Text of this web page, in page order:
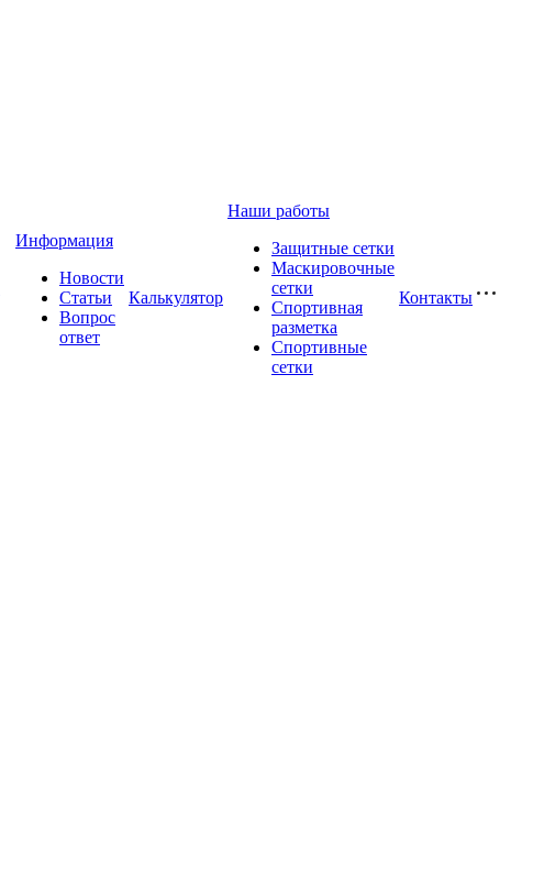
Информация
Новости
Статьи
Вопрос
ответ
Калькулятор
Наши работы
Защитные сетки
Маскировочные
сетки
Спортивная
разметка
Спортивные
сетки
Контакты